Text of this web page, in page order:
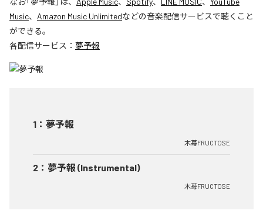
Music、 Amazon Music Unlimitedなどの音楽配信サービスで聴くこと
ができる。
各配信サービス： 夢予報
1 ： 夢予報
木苺FRUCTOSE
2 ： 夢予報 (Instrumental)
木苺FRUCTOSE